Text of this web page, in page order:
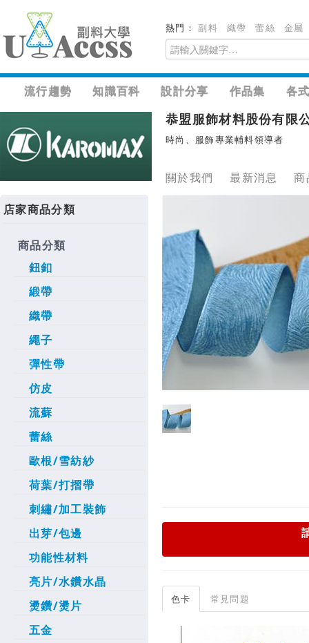
熱門：副料 織帶 蕾絲 金屬
流行趨勢 知識百科 設計分享 作品集 各
恭盟服飾材料股份有限
時尚、服飾專業輔料領導者
關於我們 最新消息 商
店家商品分類
商品分類
鈕釦
緞帶
織帶
繩子
彈性帶
仿皮
流蘇
蕾絲
歐根/雪紡紗
荷葉/打摺帶
刺繡/加工裝飾
出芽/包邊
功能性材料
亮片/水鑽水晶
燙鑽/燙片
五金
色卡 常見問題